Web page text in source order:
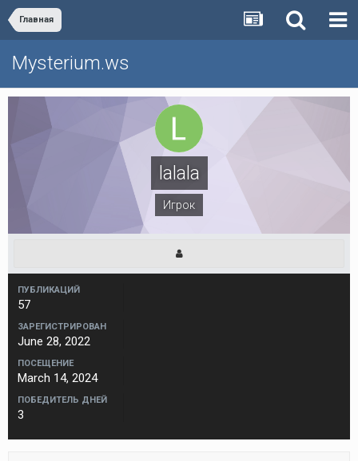
Главная
Mysterium.ws
lalala
Игрок
ПУБЛИКАЦИЙ
57
ЗАРЕГИСТРИРОВАН
June 28, 2022
ПОСЕЩЕНИЕ
March 14, 2024
ПОБЕДИТЕЛЬ ДНЕЙ
3